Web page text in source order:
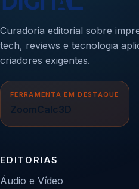
Curadoria editorial sobre
tech, reviews e tecnologia
criadores exigentes.
FERRAMENTA EM DESTAQUE
ZoomCalc3D
EDITORIAS
Áudio e Vídeo